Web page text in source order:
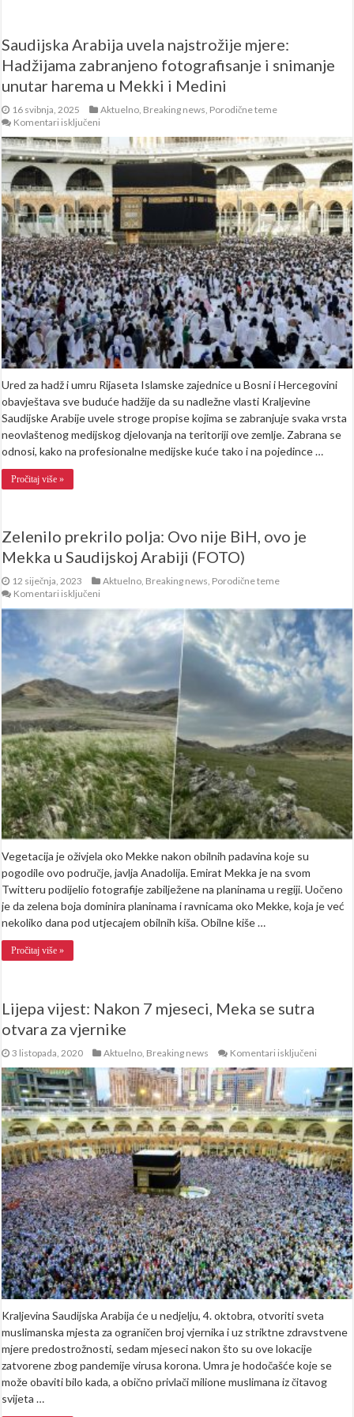
Saudijska Arabija uvela najstrožije mjere:
Hadžijama zabranjeno fotografisanje i snimanje
unutar harema u Mekki i Medini
16 svibnja, 2025 Aktuelno Breaking news Porodične teme
Komentari isključeni
Arabija
uvela
najstrožije
mjere:
Hadžijama
zabranjeno
fotografisanje
i
snimanje
unutar
harema
u
Mekki
i
Medini
Ured za hadž i umru Rijaseta Islamske zajednice u Bosni i Hercegovini
obavještava sve buduće hadžije da su nadležne vlasti Kraljevine
Saudijske Arabije uvele stroge propise kojima se zabranjuje svaka vrsta
neovlaštenog medijskog djelovanja na teritoriji ove zemlje. Zabrana se
odnosi, kako na profesionalne medijske kuće tako i na pojedince …
Pročitaj više »
Zelenilo prekrilo polja: Ovo nije BiH, ovo je
Mekka u Saudijskoj Arabiji (FOTO)
12 siječnja, 2023 Aktuelno Breaking news Porodične teme
Komentari isključeni
prekrilo
polja:
Ovo
nije
ovo
Mekka
u
Saudijskoj
Arabiji
(FOTO)
Vegetacija je oživjela oko Mekke nakon obilnih padavina koje su
pogodile ovo područje, javlja Anadolija. Emirat Mekka je na svom
Twitteru podijelio fotografije zabilježene na planinama u regiji. Uočeno
je da zelena boja dominira planinama i ravnicama oko Mekke, koja je već
nekoliko dana pod utjecajem obilnih kiša. Obilne kiše …
Pročitaj više »
Lijepa vijest: Nakon 7 mjeseci, Meka se sutra
otvara za vjernike
3 listopada, 2020 Aktuelno Breaking news Komentari isključeni
vijest:
Nakon
7
mjeseci,
Meka
se
sutra
otvara
za
vjernike
Kraljevina Saudijska Arabija će u nedjelju, 4. oktobra, otvoriti sveta
muslimanska mjesta za ograničen broj vjernika i uz striktne zdravstvene
mjere predostrožnosti, sedam mjeseci nakon što su ove lokacije
zatvorene zbog pandemije virusa korona. Umra je hodočašće koje se
može obaviti bilo kada, a obično privlači milione muslimana iz čitavog
svijeta …